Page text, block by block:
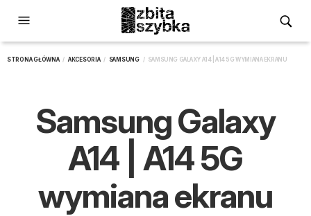
STRONA GŁÓWNA/ AKCESORIA/ SAMSUNG/ SAMSUNG GALAXY A14 | A14 5G WYMIANA EKRANU
Samsung Galaxy
A14 | A14 5G
wymiana ekranu